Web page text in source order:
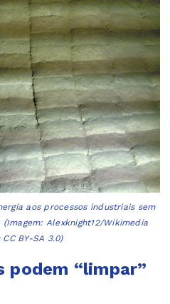
aos processos industriais sem
Alexknight12/Wikimedia
BY-SA 3.0)
podem “limpar”